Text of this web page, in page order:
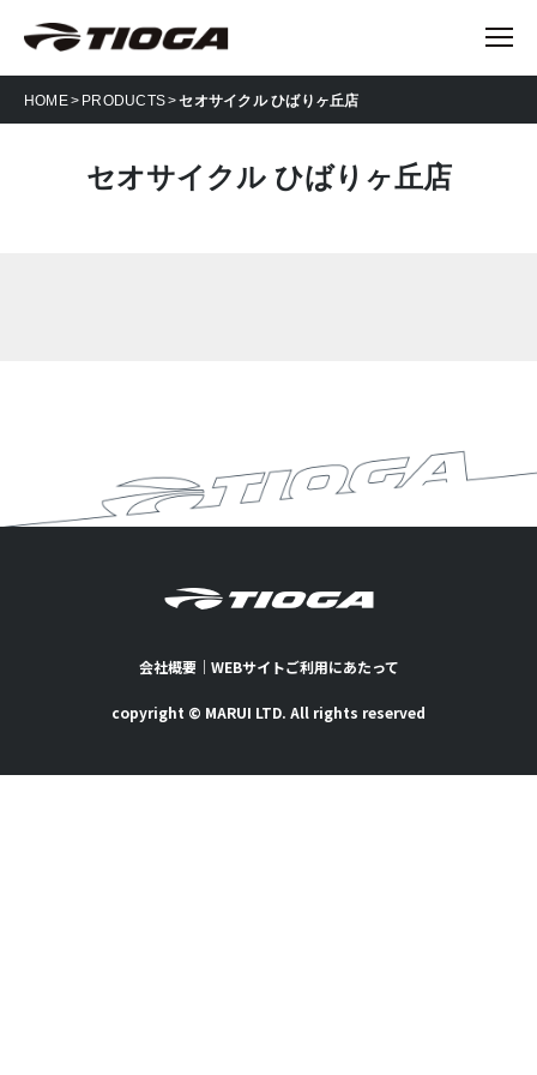
HOME PRODUCTS セオサイクル ひばりヶ丘店
セオサイクル ひばりヶ丘店
会社概要｜ WEBサイトご利用にあたって
copyright © MARUI LTD. All rights reserved